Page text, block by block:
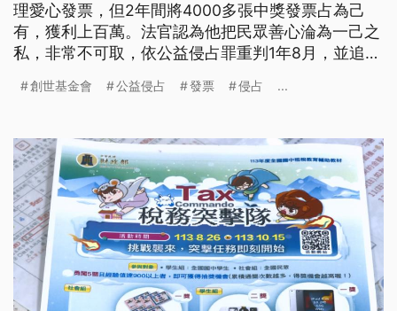
理愛心發票，但2年間將4000多張中獎發票占為己
有，獲利上百萬。法官認為他把民眾善心淪為一己之
私，非常不可取，依公益侵占罪重判1年8月，並追繳
創世基金會 公益侵占 發票 侵占 ...